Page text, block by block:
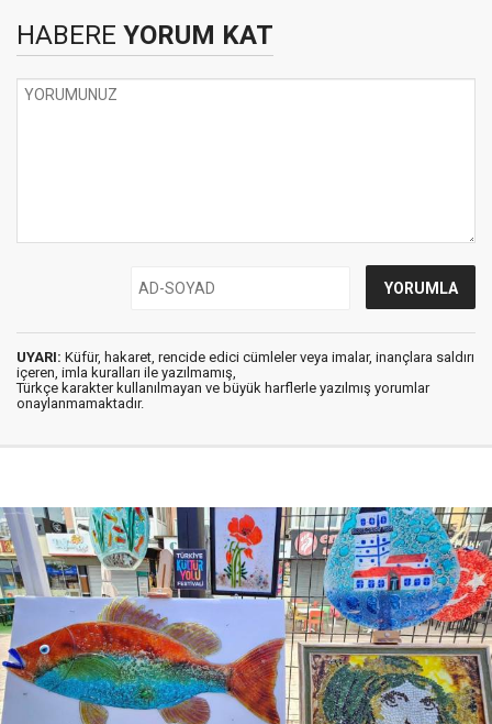
HABERE YORUM KAT
UYARI: Küfür, hakaret, rencide edici cümleler veya imalar, inançlara saldırı
içeren, imla kuralları ile yazılmamış,
Türkçe karakter kullanılmayan ve büyük harflerle yazılmış yorumlar
onaylanmamaktadır.